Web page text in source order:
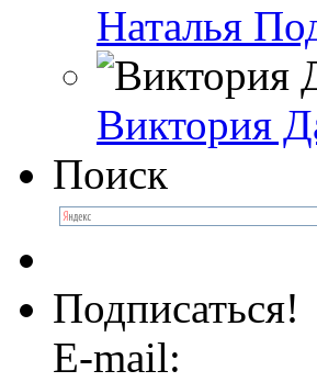
Наталья
Виктория
Поиск
Подписаться!
E-mail: